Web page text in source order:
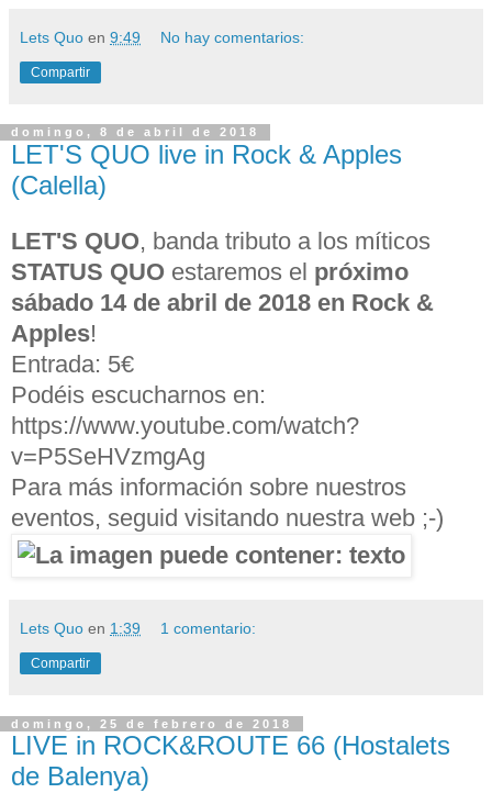
Lets Quo en 9:49 No hay comentarios:
Compartir
domingo, 8 de abril de 2018
LET'S QUO live in Rock & Apples
(Calella)
LET'S QUO, banda tributo a los míticos
STATUS QUO estaremos el próximo
sábado 14 de abril de 2018 en Rock &
Apples!
Entrada: 5€
Podéis escucharnos en:
https://www.youtube.com/watch?
v=P5SeHVzmgAg
Para más información sobre nuestros
eventos, seguid visitando nuestra web ;-)
Lets Quo en 1:39 1 comentario:
Compartir
domingo, 25 de febrero de 2018
LIVE in ROCK&ROUTE 66 (Hostalets
de Balenya)